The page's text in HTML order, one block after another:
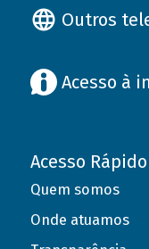
Outros
Acesso à
Acesso Rápido
Quem somos
Onde atuamos